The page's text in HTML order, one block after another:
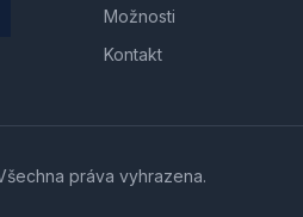
Možnosti
Kontakt
práva vyhrazena.